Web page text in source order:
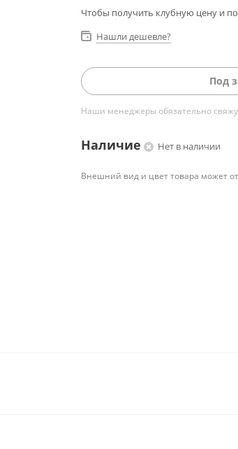
Чтобы получить клубную цену и
Нашли дешевле?
Под
Наши менеджеры обязательно
Наличие Нет в наличии
Внешний вид и цвет товара может